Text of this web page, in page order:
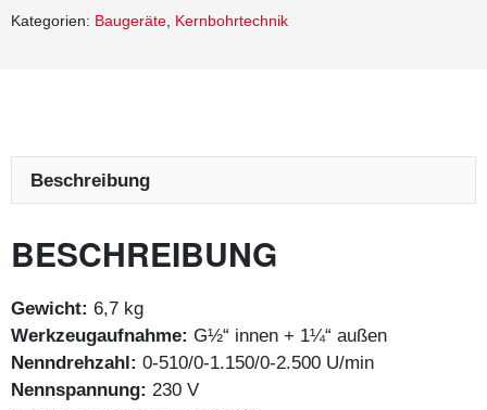
Kategorien: Baugeräte, Kernbohrtechnik
Beschreibung
BESCHREIBUNG
Gewicht: 6,7 kg
Werkzeugaufnahme: G½“ innen + 1¼“ außen
Nenndrehzahl: 0-510/0-1.150/0-2.500 U/min
Nennspannung: 230 V